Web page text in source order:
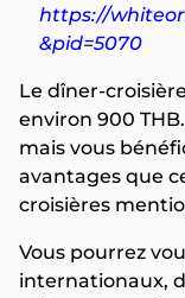
https://
&pid=5070
Le dîner-
environ 900
mais vous
avantages que
croisières
Vous pourrez
internationaux,